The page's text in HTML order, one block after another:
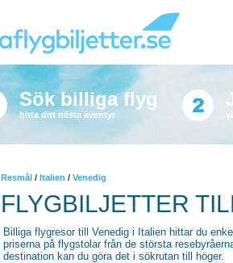
Sök billiga flyg
hitta ditt nästa äventyr
Resmål / Italien / Venedig
FLYGBILJETTER
Billiga flygresor till Venedig i Italien hittar du
priserna på flygstolar från de största
destination kan du göra det i sökrutan till höger.